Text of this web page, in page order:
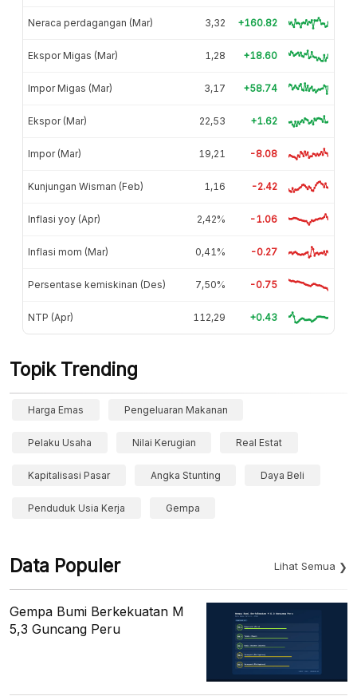
Neraca perdagangan (Mar) 3,32 +160.82
Ekspor Migas (Mar) 1,28 +18.60
Impor Migas (Mar) 3,17 +58.74
Ekspor (Mar) 22,53 +1.62
Impor (Mar) 19,21 -8.08
Kunjungan Wisman (Feb) 1,16 -2.42
Inflasi yoy (Apr) 2,42% -1.06
Inflasi mom (Mar) 0,41% -0.27
Persentase kemiskinan (Des) 7,50% -0.75
NTP (Apr) 112,29 +0.43
Topik Trending
Harga Emas Pengeluaran Makanan
Pelaku Usaha Nilai Kerugian Real Estat
Kapitalisasi Pasar Angka Stunting Daya Beli
Penduduk Usia Kerja Gempa
Data Populer Lihat Semua
Gempa Bumi Berkekuatan M
5,3 Guncang Peru